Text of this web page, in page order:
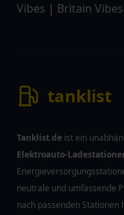
Vibes | Britain Vibes
tanklist
Tanklist.de ist ein
Elektroauto-
neutrale und umfassende
nach passenden